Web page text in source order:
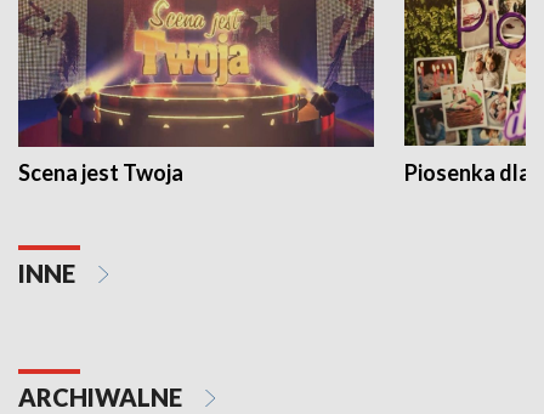
Scena jest Twoja Piosenka dla
INNE
ARCHIWALNE